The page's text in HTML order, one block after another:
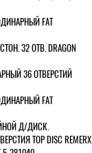
FAT
32 ОТВ. DRAGON
36 ОТВЕРСТИЙ
FAT
Д/ДИСК.
TOP DISC REMERX